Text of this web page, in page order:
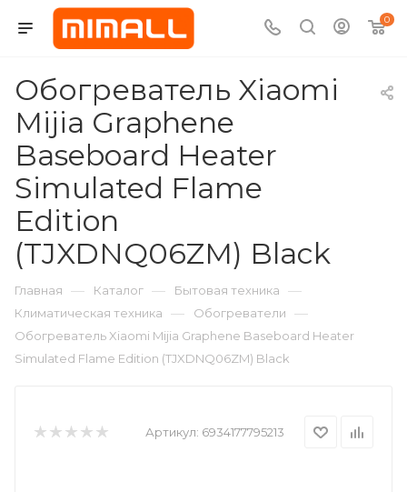
0
Обогреватель Xiaomi
Mijia Graphene
Baseboard Heater
Simulated Flame
Edition
(TJXDNQ06ZM) Black
Главная — Каталог — Бытовая техника —
Климатическая техника — Обогреватели —
Обогреватель Xiaomi Mijia Graphene Baseboard Heater
Simulated Flame Edition (TJXDNQ06ZM) Black
Артикул: 6934177795213